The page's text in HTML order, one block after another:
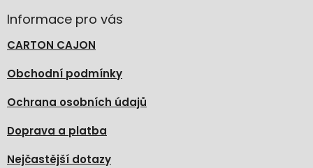
Informace pro vás
CARTON CAJON
Obchodní podmínky
Ochrana osobních údajů
Doprava a platba
Nejčastější dotazy